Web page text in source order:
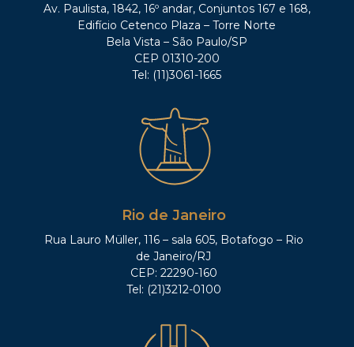
Av. Paulista, 1842, 16º andar, Conjuntos 167 e 168,
Edifício Cetenco Plaza – Torre Norte
Bela Vista – São Paulo/SP
CEP 01310-200
Tel: (11)3061-1665
Rio de Janeiro
Rua Lauro Müller, 116 – sala 605, Botafogo – Rio
de Janeiro/RJ
CEP: 22290-160
Tel: (21)3212-0100